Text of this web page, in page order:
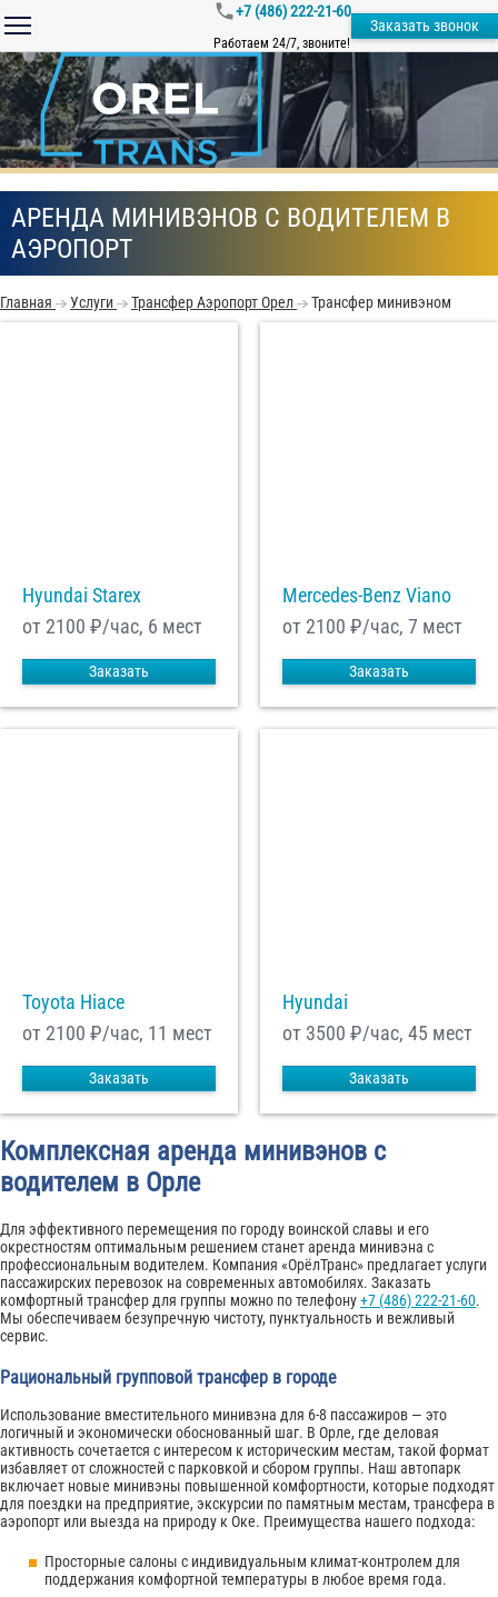
+7 (486) 222-21-60
Работаем 24/7, звоните!
Заказать звонок
АРЕНДА МИНИВЭНОВ С ВОДИТЕЛЕМ В
АЭРОПОРТ
Главная Услуги Трансфер Аэропорт Орел Трансфер минивэном
Hyundai Starex
от 2100 ₽/час, 6 мест
Заказать
Mercedes-Benz Viano
от 2100 ₽/час, 7 мест
Заказать
Toyota Hiace
от 2100 ₽/час, 11 мест
Заказать
Hyundai
от 3500 ₽/час, 45 мест
Заказать
Комплексная аренда минивэнов с
водителем в Орле
Для эффективного перемещения по городу воинской славы и его
окрестностям оптимальным решением станет аренда минивэна с
профессиональным водителем. Компания «ОрёлТранс» предлагает услуги
пассажирских перевозок на современных автомобилях. Заказать
комфортный трансфер для группы можно по телефону+7 (486) 222-21-60.
Мы обеспечиваем безупречную чистоту, пунктуальность и вежливый
сервис.
Рациональный групповой трансфер в городе
Использование вместительного минивэна для 6-8 пассажиров — это
логичный и экономически обоснованный шаг. В Орле, где деловая
активность сочетается с интересом к историческим местам, такой формат
избавляет от сложностей с парковкой и сбором группы. Наш автопарк
включает новые минивэны повышенной комфортности, которые подходят
для поездки на предприятие, экскурсии по памятным местам, трансфера в
аэропорт или выезда на природу к Оке. Преимущества нашего подхода:
Просторные салоны с индивидуальным климат-контролем для
поддержания комфортной температуры в любое время года.
обработку моих Персональных данных